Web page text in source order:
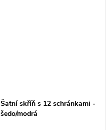
Šatní skříň s 12 schránkami -
šedo/modrá